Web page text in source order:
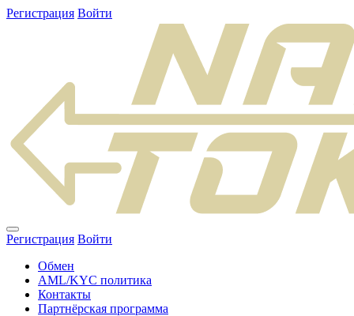
Регистрация Войти
Регистрация Войти
Обмен
AML/KYC политика
Контакты
Партнёрская программа